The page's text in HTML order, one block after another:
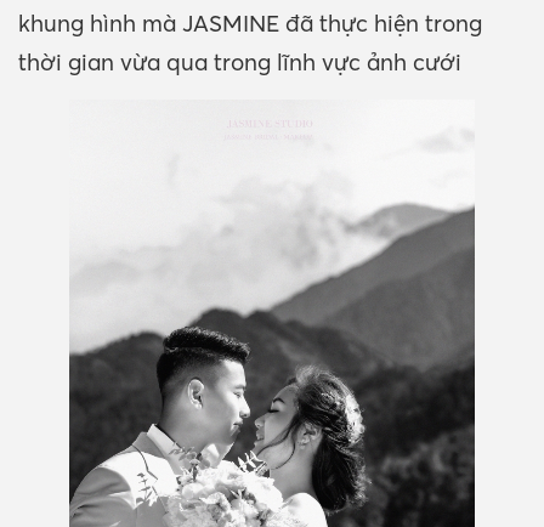
khung hình mà JASMINE đã thực hiện trong
thời gian vừa qua trong lĩnh vực ảnh cưới